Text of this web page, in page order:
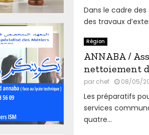
Dans le cadre
des travaux
Région
ANNABA /
nettoiement
par chef 08/05/
Les préparatifs
services
quatre...